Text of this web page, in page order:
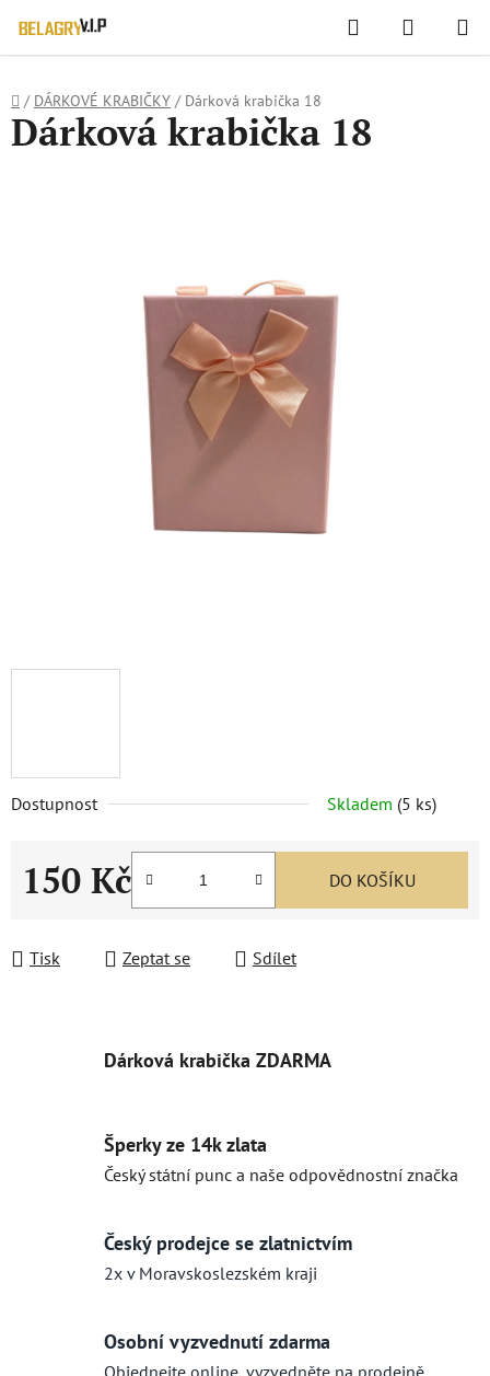
WIDGET HODNOCENÍ OBCHODU
Přejít
na
Hledat
KOŠÍK
Domů
/ DÁRKOVÉ KRABIČKY / Dárková krabička 18
Dostupnost Skladem (5 ks)
150 Kč DO KOŠÍKU
Tisk Zeptat se Sdílet
Dárková krabička 18
Dárková krabička ZDARMA
Šperky ze 14k zlata
Český státní punc a naše odpovědnostní značka
Český prodejce se zlatnictvím
2x v Moravskoslezském kraji
Osobní vyzvednutí zdarma
Objednejte online, vyzvedněte na prodejně